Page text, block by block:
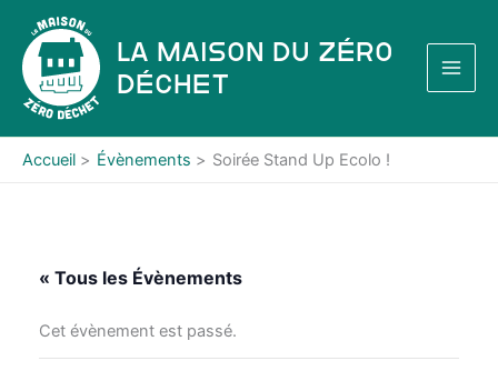
contenu
La Maison du Zéro
Déchet
Accueil Évènements Soirée Stand Up Ecolo !
« Tous les Évènements
Cet évènement est passé.